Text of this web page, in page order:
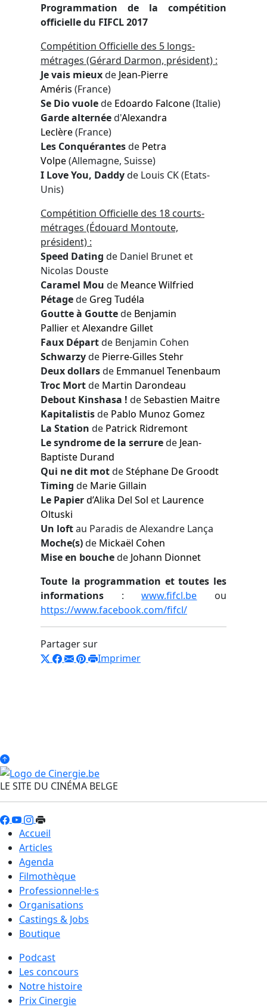
Programmation de la compétition
officielle du FIFCL 2017
Compétition Officielle des 5 longs-
métrages (Gérard Darmon, président) :
Je vais mieuxde Jean-Pierre
Améris (France)
Se Dio vuolede Edoardo Falcone(Italie)
Garde alternéed'Alexandra
Leclère(France)
Les Conquérantesde Petra
Volpe(Allemagne, Suisse)
I Love You, Daddyde Louis CK (Etats-
Unis)
Compétition Officielle des 18 courts-
métrages (Édouard Montoute,
président) :
Speed Dating de Daniel Brunet et
Nicolas Douste
Caramel Mou de Meance Wilfried
Pétagede Greg Tudéla
Goutte à Gouttede Benjamin
Pallier etAlexandre Gillet
Faux Départde Benjamin Cohen
Schwarzyde Pierre-Gilles Stehr
Deux dollarsde Emmanuel Tenenbaum
Troc Mortde Martin Darondeau
Debout Kinshasa ! deSebastien Maitre
Kapitalistisde Pablo Munoz Gomez
La Station de Patrick Ridremont
Le syndrome de la serrurede Jean-
Baptiste Durand
Qui ne dit motdeStéphane De Groodt
Timing de Marie Gillain
Le Papierd’Alika Del Sol et Laurence
Oltuski
Un loftau Paradis de Alexandre Lança
Moche(s)de Mickaël Cohen
Mise en bouchede Johann Dionnet
Toute la programmation et toutes les
informations :www.fifcl.be ou
https://www.facebook.com/fifcl/
Partager sur
Imprimer
LE SITE DU CINÉMA BELGE
Accueil
Articles
Agenda
Filmothèque
Professionnel·le·s
Organisations
Castings & Jobs
Boutique
Podcast
Les concours
Notre histoire
Prix Cinergie